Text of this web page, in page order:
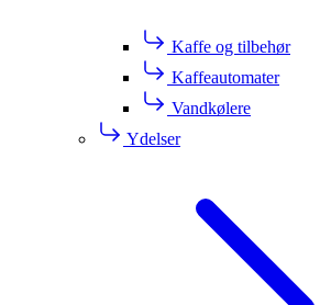
Kaffe og tilbehør
Kaffeautomater
Vandkølere
Ydelser